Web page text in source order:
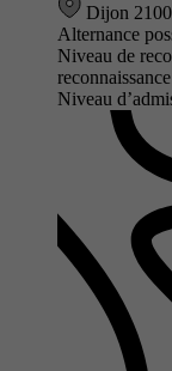
Dijon
Alternance
Niveau de
Niveau